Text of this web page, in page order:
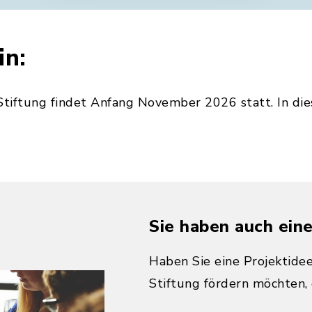
findet Anfang November 2026 statt. In
Sie haben auch
Haben Sie eine
Stiftung fördern möchten,